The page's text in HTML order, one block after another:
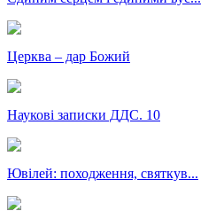
Церква – дар Божий
Наукові записки ДДС. 10
Ювілей: походження, святкув...